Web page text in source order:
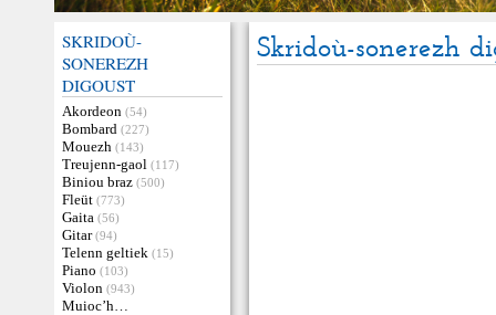
SKRIDOÙ-
SONEREZH
DIGOUST
Akordeon (54)
Bombard (227)
Mouezh (143)
Treujenn-gaol (117)
Biniou braz (500)
Fleüt (773)
Gaita (56)
Gitar (94)
Telenn geltiek (15)
Piano (103)
Violon (943)
Muioc’h…
Skridoù-sonerezh